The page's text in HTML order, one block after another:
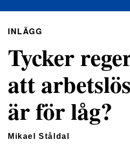
INLÄGG
Tycker
att
är för låg?
Mikael Ståldal